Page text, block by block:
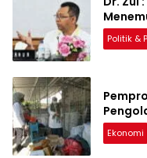
Politik &
Ekonomi